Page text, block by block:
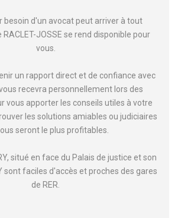
besoin d'un avocat peut arriver à tout
JOSSE se rend disponible pour
vous.
un rapport direct et de confiance avec
recevra personnellement lors des
vous apporter les conseils utiles à votre
les solutions amiables ou judiciaires
seront le plus profitables.
situé en face du Palais de justice et son
sont faciles d'accès et proches des gares
de RER.